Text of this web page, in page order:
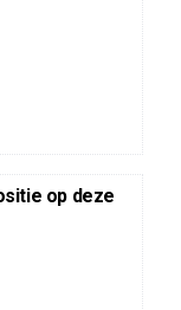
op deze